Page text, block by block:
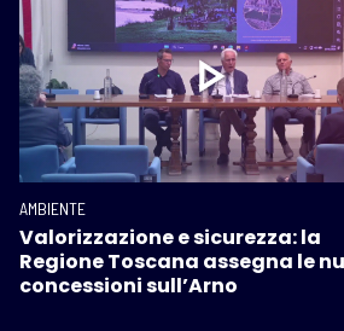
AMBIENTE
Valorizzazione e sicurezza: la
Regione Toscana assegna le
concessioni sull’Arno